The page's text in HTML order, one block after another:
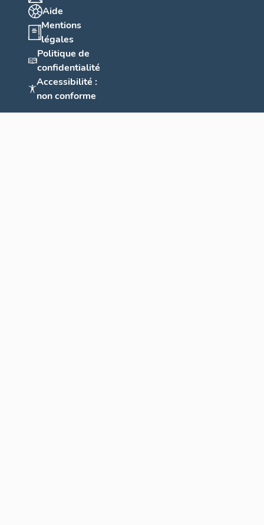
Aide
Mentions
légales
Politique de
confidentialité
Accessibilité :
non conforme